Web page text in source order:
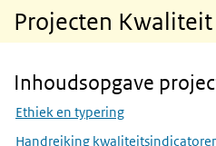
Projecten Kwaliteit
Skip Inhoudsopgave projecten
Inhoudsopgave
Ethiek en typering
Handreiking